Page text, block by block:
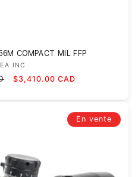
COMPACT MIL FFP
Fournisseur :
INC
Prix
$3,410.00 CAD
En vente